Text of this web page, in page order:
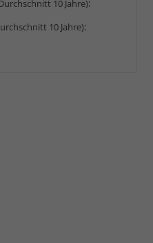
10 Jahre):
10 Jahre):